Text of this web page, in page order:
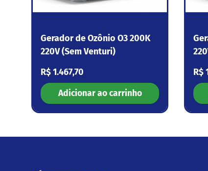
Gerador de Ozônio O3 200K
220V (Sem Venturi)
Preço normal
R$ 1.467,70
Adicionar ao carrinho
R$